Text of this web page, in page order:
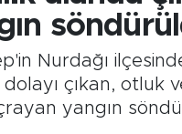
Nurdağı
çıkan, otluk
yangın